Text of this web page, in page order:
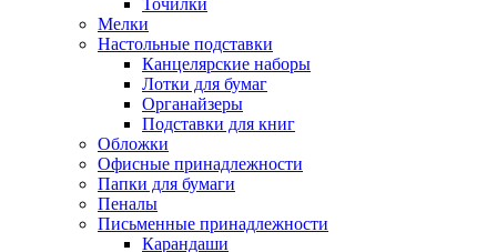
Точилки
Мелки
Настольные подставки
Канцелярские наборы
Лотки для бумаг
Органайзеры
Подставки для книг
Обложки
Офисные принадлежности
Папки для бумаги
Пеналы
Письменные принадлежности
Карандаши